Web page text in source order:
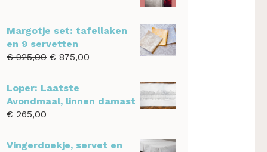
Margotje set: tafellaken
en 9 servetten
€925,00 Oorspronkelijke
was:
€ 925,00.
€ 875,00
€ 875,00.
Loper: Laatste
Avondmaal, linnen damast
€ 265,00
Vingerdoekje, servet en